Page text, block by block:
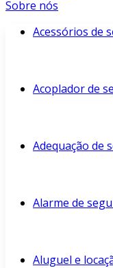
Sobre nós
Acessórios de
Acoplador de
Adequação de
Alarme de
Aluguel e